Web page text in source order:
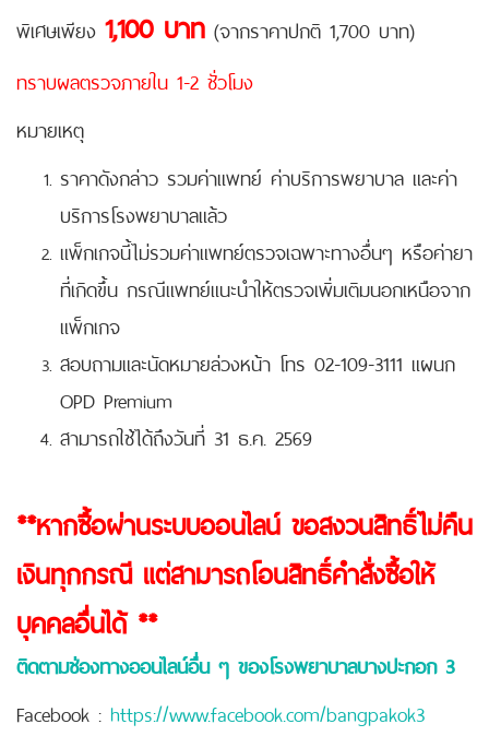
พิเศษเพียง 1,100 บาท (จากราคาปกติ 1,700 บาท)
ทราบผลตรวจภายใน 1-2 ชั่วโมง
หมายเหตุ
ราคาดังกล่าว รวมค่าแพทย์ ค่าบริการพยาบาล และค่า
บริการโรงพยาบาลแล้ว
แพ็กเกจนี้ไม่รวมค่าแพทย์ตรวจเฉพาะทางอื่นๆ หรือค่ายา
ที่เกิดขึ้น กรณีแพทย์แนะนำให้ตรวจเพิ่มเติมนอกเหนือจาก
แพ็กเกจ
สอบถามและนัดหมายล่วงหน้า โทร 02-109-3111 แผนก
OPD Premium
สามารถใช้ได้ถึงวันที่ 31 ธ.ค. 2569
**หากซื้อผ่านระบบออนไลน์ ขอสงวนสิทธิ์ไม่คืน
เงินทุกกรณี แต่สามารถโอนสิทธิ์คำสั่งซื้อให้
บุคคลอื่นได้ **
ติดตามช่องทางออนไลน์อื่น ๆ ของโรงพยาบาลบางปะกอก 3
Facebook : https://www.facebook.com/bangpakok3